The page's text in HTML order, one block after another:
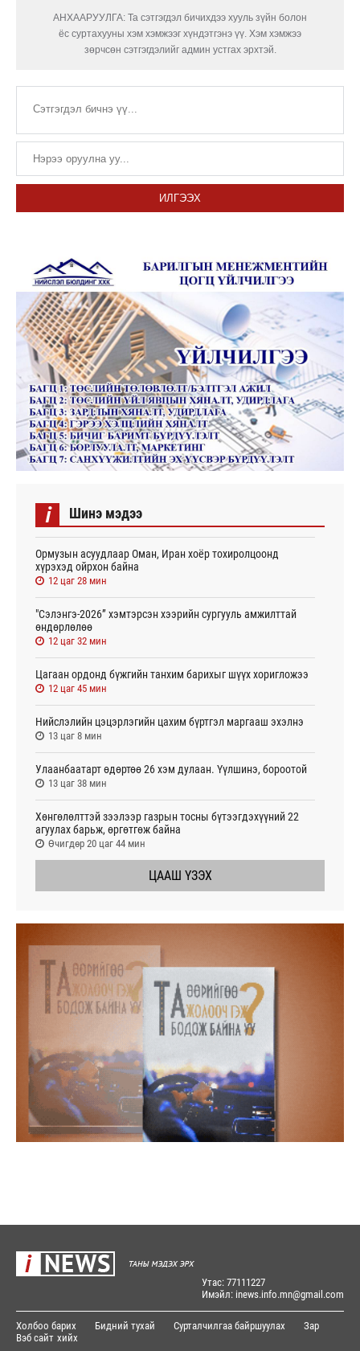
АНХААРУУЛГА: Та сэтгэгдэл бичихдээ хууль зүйн болон
ёс суртахууны хэм хэмжээг хүндэтгэнэ үү. Хэм хэмжээ
зөрчсөн сэтгэгдэлийг админ устгах эрхтэй.
ИЛГЭЭХ
i Шинэ мэдээ
Ормузын асуудлаар Оман, Иран хоёр тохиролцоонд
хүрэхэд ойрхон байна
12 цаг 28 мин
"Сэлэнгэ-2026” хэмтэрсэн хээрийн сургууль амжилттай
өндөрлөлөө
12 цаг 32 мин
Цагаан ордонд бүжгийн танхим барихыг шүүх хоригложээ
12 цаг 45 мин
Нийслэлийн цэцэрлэгийн цахим бүртгэл маргааш эхэлнэ
13 цаг 8 мин
Улаанбаатарт өдөртөө 26 хэм дулаан. Үүлшинэ, бороотой
13 цаг 38 мин
Хөнгөлөлттэй зээлээр газрын тосны бүтээгдэхүүний 22
агуулах барьж, өргөтгөж байна
Өчигдөр 20 цаг 44 мин
ЦААШ ҮЗЭХ
Утас: 77111227
Имэйл: inews.info.mn@gmail.com
Холбоо барих Бидний тухай Сурталчилгаа байршуулах
Зар
Вэб сайт хийх